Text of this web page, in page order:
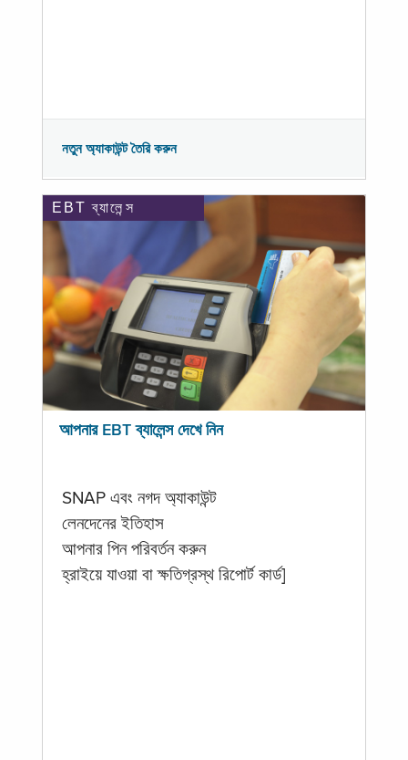
নতুন অ্যাকাউন্ট তৈরি করুন
EBT ব্যালেন্স
আপনার EBT ব্যালেন্স দেখে নিন
SNAP এবং নগদ অ্যাকাউন্ট
লেনদেনের ইতিহাস
আপনার পিন পরিবর্তন করুন
হ্রাইয়ে যাওয়া বা ক্ষতিগ্রস্থ রিপোর্ট কার্ড]